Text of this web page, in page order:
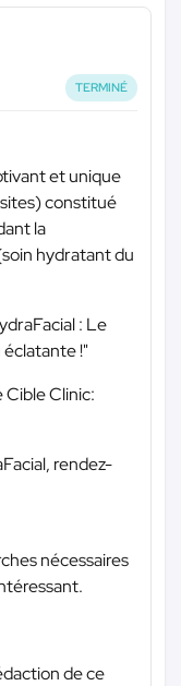
TERMINÉ
et unique
constitué
la
hydratant du
: Le
!"
Cible Clinic:
rendez-
nécessaires
de ce